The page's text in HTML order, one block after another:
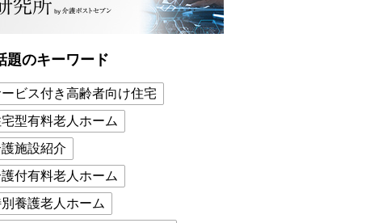
題のキーワード
ビス付き高齢者向け住宅
型有料老人ホーム
施設紹介
付有料老人ホーム
養護老人ホーム